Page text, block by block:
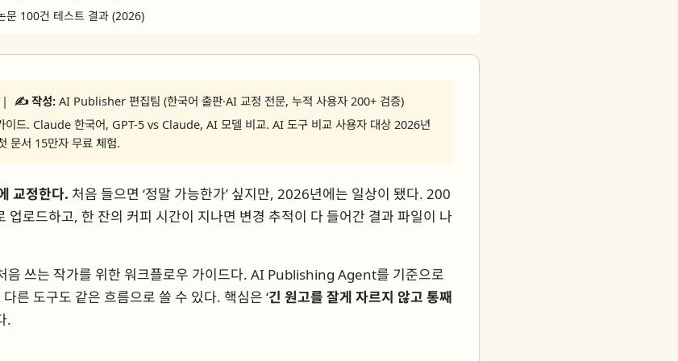
100건 테스트 결과 (2026)
| ✍️ 작성: AI Publisher 편집팀 (한국어 출판·AI 교정 전문, 누적 사용자 200+ 검증)
이드. Claude 한국어, GPT-5 vs Claude, AI 모델 비교. AI 도구 비교 사용자 대상 2026년
서 15만자 무료 체험.
교정한다. 처음 들으면 ‘정말 가능한가’ 싶지만, 2026년에는 일상이 됐다. 200
업로드하고, 한 잔의 커피 시간이 지나면 변경 추적이 다 들어간 결과 파일이 나
음 쓰는 작가를 위한 워크플로우 가이드다. AI Publishing Agent를 기준으로
른 도구도 같은 흐름으로 쓸 수 있다. 핵심은 ‘긴 원고를 잘게 자르지 않고 통째
.